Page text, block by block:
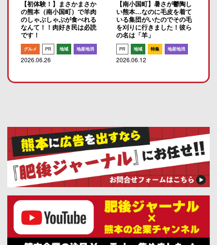
【初体験！】まさかまさか
の熊本（南小国町）で羊肉
のしゃぶしゃぶが食べれる
なんて！！肉好き民は必読
です！
グルメ PR 地域 地産地消
2026.06.26
【南小国町】暑さが鬱陶し
い熊本…なのに毛皮を着て
いる集団がいたのでその毛
を刈りに行きました！彼ら
の名は「羊」
PR 地域 特集 地産地消
2026.06.12